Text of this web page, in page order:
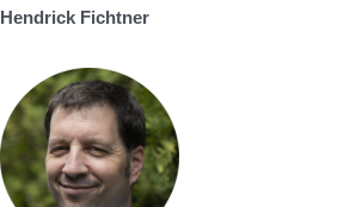
Hendrick Fichtner